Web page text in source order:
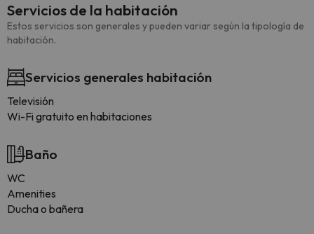
Servicios de la habitación
Estos servicios son generales y pueden variar según la tipología de
habitación.
Servicios generales habitación
Televisión
Wi-Fi gratuito en habitaciones
Baño
WC
Amenities
Ducha o bañera